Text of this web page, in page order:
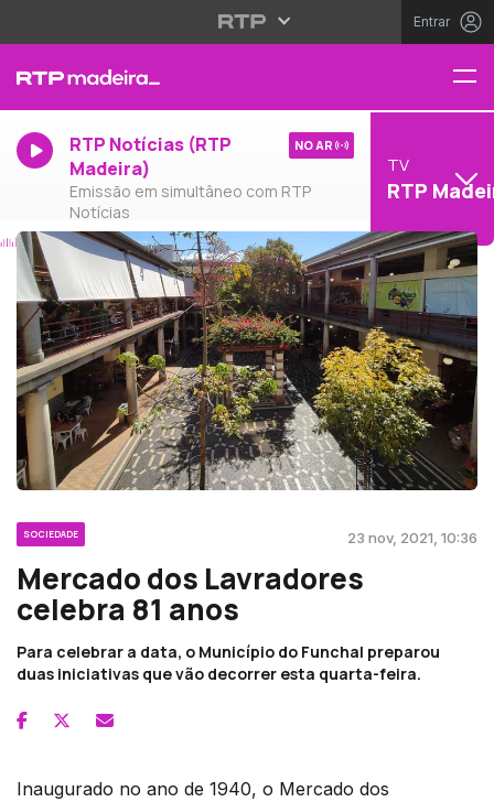
Entrar
RTP Notícias (RTP
Madeira)
Emissão em simultâneo com RTP
Notícias
NO AR
TV
RTP
SOCIEDADE 23 nov, 2021, 10:36
Mercado dos Lavradores
celebra 81 anos
Para celebrar a data, o Município do Funchal preparou
duas iniciativas que vão decorrer esta quarta-feira.
Inaugurado no ano de 1940, o Mercado dos